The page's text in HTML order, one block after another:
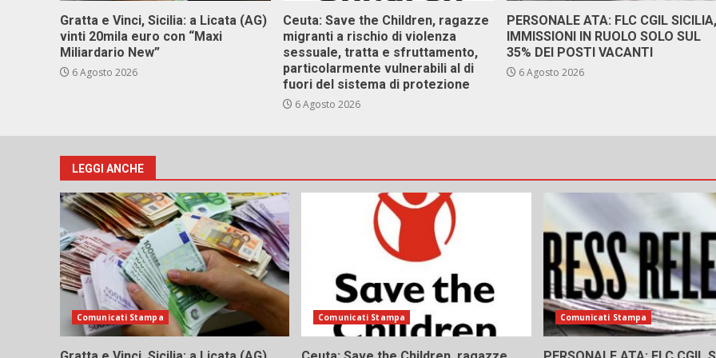
Gratta e Vinci, Sicilia: a Licata (AG)
vinti 20mila euro con “Maxi
Miliardario New”
6 Agosto 2026
Ceuta: Save the Children, ragazze
migranti a rischio di violenza
sessuale, tratta e sfruttamento,
particolarmente vulnerabili al di
fuori del sistema di protezione
6 Agosto 2026
PERSONALE ATA: FLC CGIL SICILIA,
IMMISSIONI IN RUOLO SOLO SUL
35% DEI POSTI VACANTI
6 Agosto 2026
LEGGI ANCHE
Comunicati Stampa Comunicati Stampa Comunicati Stampa